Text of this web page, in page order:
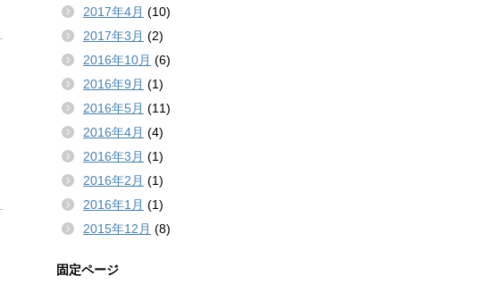
2017年4月 (10)
2017年3月 (2)
2016年10月 (6)
2016年9月 (1)
2016年5月 (11)
2016年4月 (4)
2016年3月 (1)
2016年2月 (1)
2016年1月 (1)
2015年12月 (8)
固定ページ